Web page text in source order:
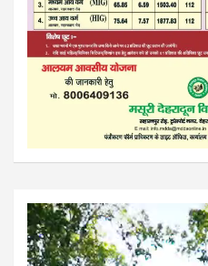
Video
Player